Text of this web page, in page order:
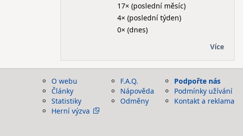
17× (poslední měsíc)
4× (poslední týden)
0× (dnes)
Více
O webu
Články
Statistiky
Herní výzva
F.A.Q.
Nápověda
Odměny
Podpořte nás
Podmínky užívání
Kontakt a reklama